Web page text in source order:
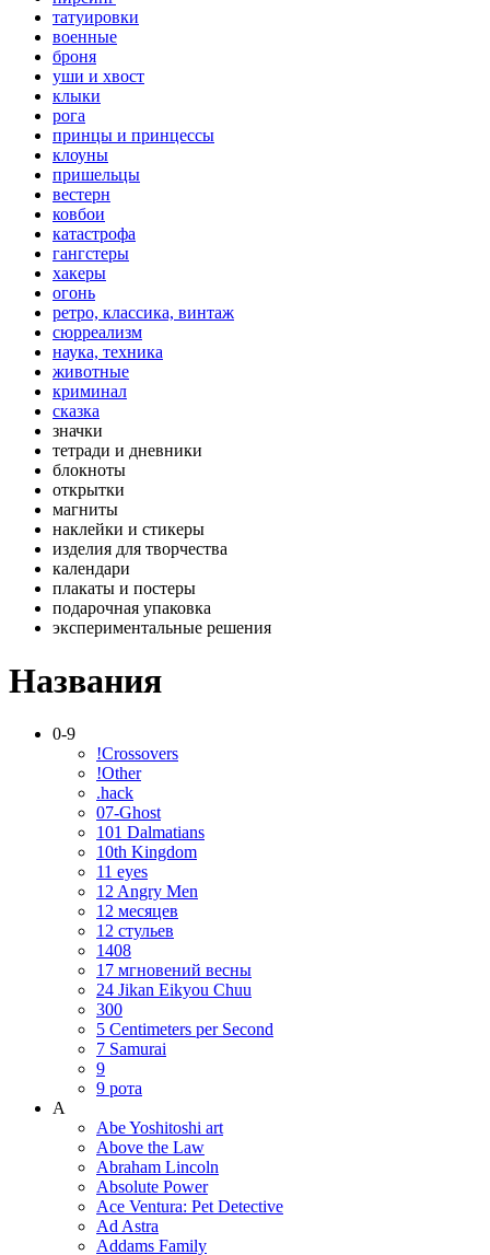
татуировки
военные
броня
уши и хвост
клыки
рога
принцы и принцессы
клоуны
пришельцы
вестерн
ковбои
катастрофа
гангстеры
хакеры
огонь
ретро, классика, винтаж
сюрреализм
наука, техника
животные
криминал
сказка
значки
тетради и дневники
блокноты
открытки
магниты
наклейки и стикеры
изделия для творчества
календари
плакаты и постеры
подарочная упаковка
экспериментальные решения
Названия
0-9
!Crossovers
!Other
.hack
07-Ghost
101 Dalmatians
10th Kingdom
11 eyes
12 Angry Men
12 месяцев
12 стульев
1408
17 мгновений весны
24 Jikan Eikyou Chuu
300
5 Centimeters per Second
7 Samurai
9
9 рота
A
Abe Yoshitoshi art
Above the Law
Abraham Lincoln
Absolute Power
Ace Ventura: Pet Detective
Ad Astra
Addams Family